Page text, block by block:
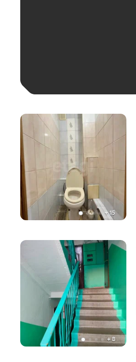
+15
+ 8